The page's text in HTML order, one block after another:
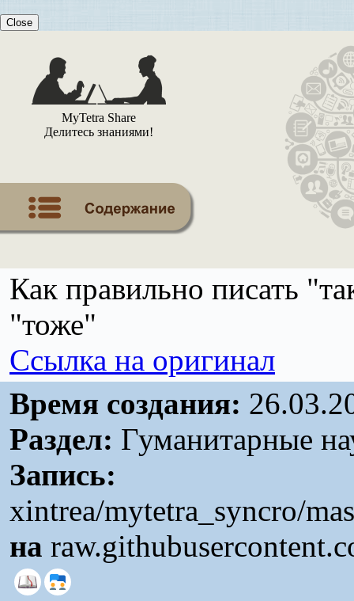
Close
MyTetra Share
Делитесь знаниями!
Как правильно писать
"тоже"
Ссылка на оригинал
Время создания:
Раздел: Гуманитарные
Запись:
xintrea/mytetra_syncro/
на